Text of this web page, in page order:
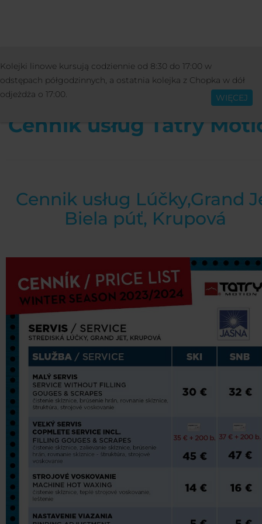
Polski
CENNIKI CENNIKI JASNÁ PRICELIST
Cennik usług Tatry
Cennik usług Lúčky,Grand
Biela púť, Krupová
Kolejki linowe kursują codziennie od 8:30 do 17:00 w
odstępach półgodzinnych, a ostatnia kolejka z Chopka w dół
odjeżdża o 17:00.
WIĘCEJ